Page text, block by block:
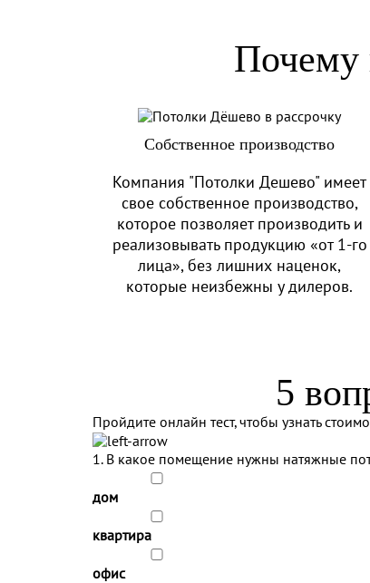
Почему
Собственное производство
Компания "Потолки Дешево" имеет
свое собственное производство,
которое позволяет производить и
реализовывать продукцию «от 1-го
лица», без лишних наценок,
которые неизбежны у дилеров.
5
Пройдите онлайн тест, чтобы узнать
1. В какое помещение нужны натяжные
дом
квартира
офис